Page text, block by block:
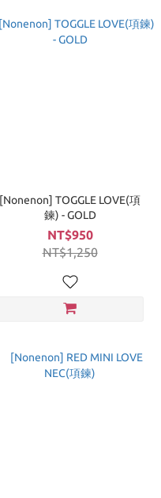
[Nonenon] TOGGLE LOVE(項
鍊) - GOLD
NT$950
NT$1,250